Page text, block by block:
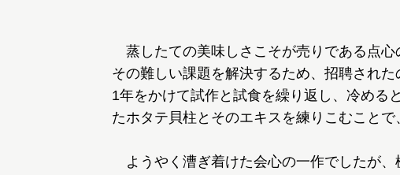
蒸したての美味しさこそが売りである点心
その難しい課題を解決するため、招聘され
1年をかけて試作と試食を繰り返し、冷める
たホタテ貝柱とそのエキスを練りこむことで
ようやく漕ぎ着けた会心の一作でしたが